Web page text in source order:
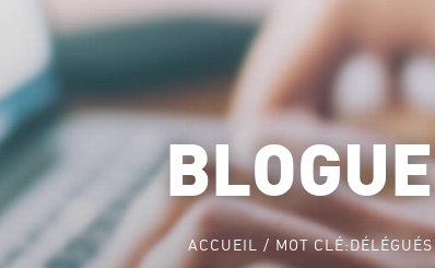
BLOGUE
ACCUEIL MOT CLÉ:DÉLÉGUÉS